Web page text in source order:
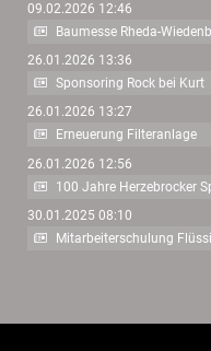
09.02.2026 12:46
Baumesse Rheda-
26.01.2026 13:36
Sponsoring Rock bei Kurt
26.01.2026 13:27
Erneuerung Filteranlage
26.01.2026 12:56
100 Jahre Herzebrocker
30.01.2025 08:10
Mitarbeiterschulung